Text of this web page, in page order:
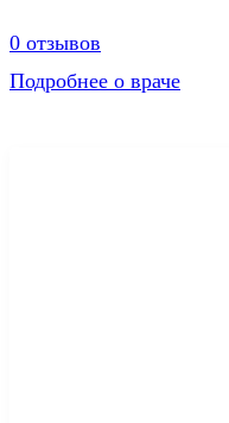
0 отзывов
Подробнее о враче